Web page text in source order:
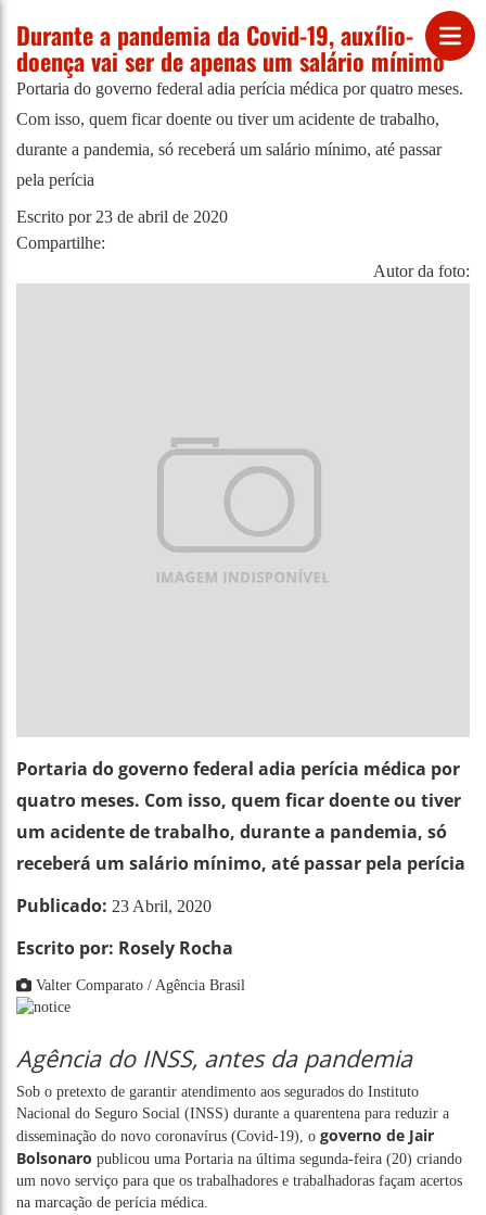
Durante a pandemia da Covid-19, auxílio-
doença vai ser de apenas um salário mínimo
Portaria do governo federal adia perícia médica por quatro meses.
Com isso, quem ficar doente ou tiver um acidente de trabalho,
durante a pandemia, só receberá um salário mínimo, até passar
pela perícia
Escrito por 23 de abril de 2020
Compartilhe:
Autor da foto:
Portaria do governo federal adia perícia médica por
quatro meses. Com isso, quem ficar doente ou tiver
um acidente de trabalho, durante a pandemia, só
receberá um salário mínimo, até passar pela perícia
Publicado: 23 Abril, 2020
Escrito por: Rosely Rocha
Valter Comparato / Agência Brasil
Agência do INSS, antes da pandemia
Sob o pretexto de garantir atendimento aos segurados do Instituto
Nacional do Seguro Social (INSS) durante a quarentena para reduzir a
disseminação do novo coronavírus (Covid-19), o governo de Jair
Bolsonaro publicou uma Portaria na última segunda-feira (20) criando
um novo serviço para que os trabalhadores e trabalhadoras façam acertos
na marcação de perícia médica.